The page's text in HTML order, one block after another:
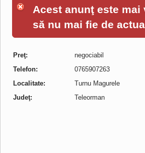
Acest anunţ este
să nu mai fie de
Preţ:
negociabil
Telefon:
0765907263
Localitate:
Turnu Magurele
Judeţ:
Teleorman